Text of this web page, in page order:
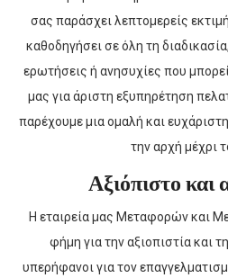
σας παράσχει λεπτομερείς
καθοδηγήσει σε όλη τη
ερωτήσεις ή ανησυχίες που
μας για άριστη εξυπηρέτηση
παρέχουμε μια ομαλή και
την αρχή μέχρι
Αξιόπιστο και
Η εταιρεία μας Μεταφορών και
φήμη για την αξιοπιστία και
υπερήφανοι για τον